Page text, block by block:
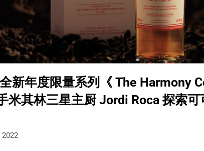
新年度限量系列《 The Harmony
米其林三星主厨 Jordi Roca 探索
2022